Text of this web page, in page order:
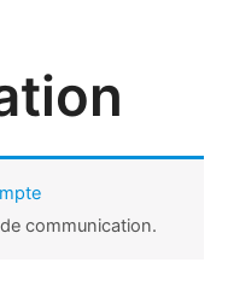
communication.